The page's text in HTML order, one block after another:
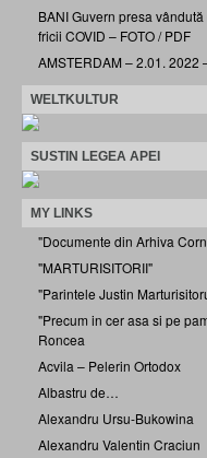
BANI Guvern presa
fricii COVID – FOTO / PDF
AMSTERDAM – 2.01. 2022
WELTKULTUR
SUSTIN LEGEA APEI
MY LINKS
"Documente din Arhiva
"MARTURISITORII"
"Parintele Justin
"Precum in cer asa si pe
Roncea
Acvila – Pelerin Ortodox
Albastru de…
Alexandru Ursu-Bukowina
Alexandru Valentin Craciun